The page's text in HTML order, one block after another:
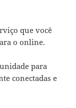
que você
o online.
para
conectadas e